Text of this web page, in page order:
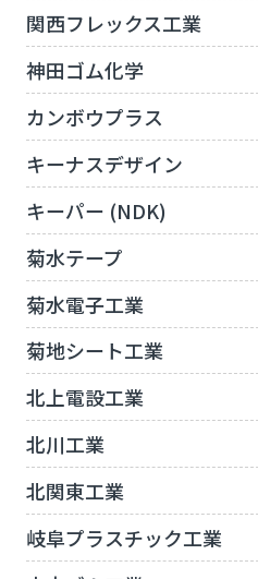
関西フレックス工業
神田ゴム化学
カンボウプラス
キーナスデザイン
キーパー (NDK)
菊水テープ
菊水電子工業
菊地シート工業
北上電設工業
北川工業
北関東工業
岐阜プラスチック工業